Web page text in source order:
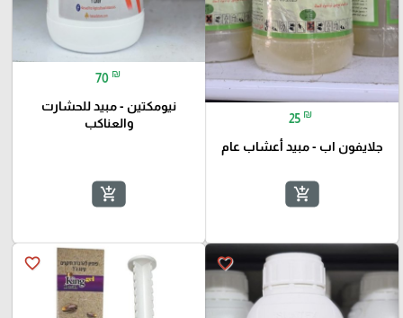
25 ₪
جلايفون اب - مبيد أعشاب عام
add_shopping_cart
70 ₪
نيومكتين - مبيد للحشارت
والعناكب
add_shopping_cart
favorite_border
favorite_border